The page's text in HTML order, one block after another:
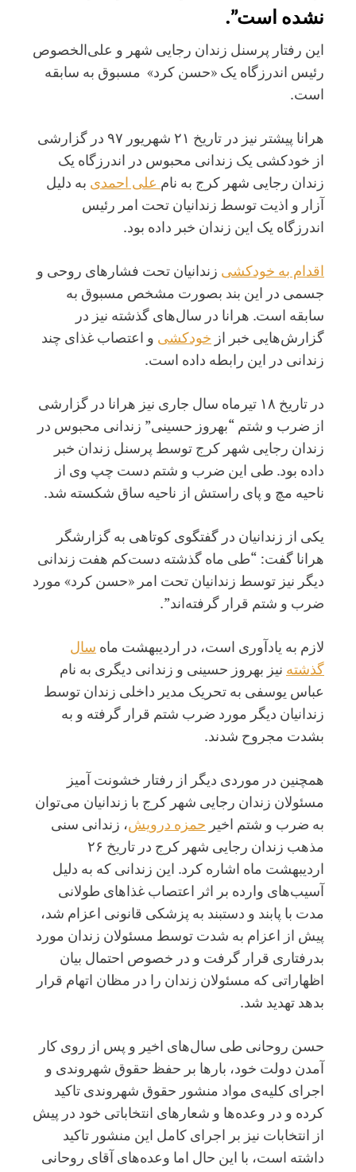
نشده است”.
این رفتار پرسنل زندان رجایی شهر و علی‌الخصوص
رئیس اندرزگاه یک «حسن کرد» مسبوق به سابقه
است.
هرانا پیشتر نیز در تاریخ ۲۱ شهریور ۹۷ در گزارشی
از خودکشی یک زندانی محبوس در اندرزگاه یک
زندان رجایی شهر کرج به نام علی احمدی به دلیل
آزار و اذیت توسط زندانیان تحت امر رئیس
اندرزگاه یک این زندان خبر داده بود.
اقدام به خودکشی زندانیان تحت فشارهای روحی و
جسمی در این بند بصورت مشخص مسبوق به
سابقه است. هرانا در سال‌های گذشته نیز در
گزارش‌هایی خبر از خودکشی و اعتصاب غذای چند
زندانی در این رابطه داده است.
در تاریخ ۱۸ تیرماه سال جاری نیز هرانا در گزارشی
از ضرب و شتم “بهروز حسینی” زندانی محبوس در
زندان رجایی شهر کرج توسط پرسنل زندان خبر
داده بود. طی این ضرب و شتم دست چپ وی از
ناحیه مچ و پای راستش از ناحیه ساق شکسته شد.
یکی از زندانیان در گفتگوی کوتاهی به گزارشگر
هرانا گفت: “طی ماه گذشته دست‌کم هفت زندانی
دیگر نیز توسط زندانیان تحت امر «حسن کرد» مورد
ضرب و شتم قرار گرفته‌اند”.
لازم به یادآوری است، در اردیبهشت ماه سال
گذشته نیز بهروز حسینی و زندانی دیگری به نام
عباس یوسفی به تحریک مدیر داخلی زندان توسط
زندانیان دیگر مورد ضرب شتم قرار گرفته و به
بشدت مجروح شدند.
همچنین در موردی دیگر از رفتار خشونت آمیز
مسئولان زندان رجایی شهر کرج با زندانیان می‌توان
به ضرب و شتم اخیر حمزه درویش، زندانی سنی
مذهب زندان رجایی شهر کرج در تاریخ ۲۶
اردیبهشت ماه اشاره کرد. این زندانی که به دلیل
آسیب‌های وارده بر اثر اعتصاب غذاهای طولانی
مدت با پابند و دستبند به پزشکی قانونی اعزام شد،
پیش از اعزام به شدت توسط مسئولان زندان مورد
بدرفتاری قرار گرفت و در خصوص احتمال بیان
اظهاراتی که مسئولان زندان را در مظان اتهام قرار
بدهد تهدید شد.
حسن روحانی طی سال‌های اخیر و پس از روی کار
آمدن دولت خود، بارها بر حفظ حقوق شهروندی و
اجرای کلیه‌ی مواد منشور حقوق شهروندی تاکید
کرده و در وعده‌ها و شعارهای انتخاباتی خود در پیش
از انتخابات نیز بر اجرای کامل این منشور تاکید
داشته است، با این حال اما وعده‌های آقای روحانی